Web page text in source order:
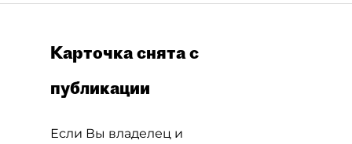
Карточка снята с
публикации
Если Вы владелец и